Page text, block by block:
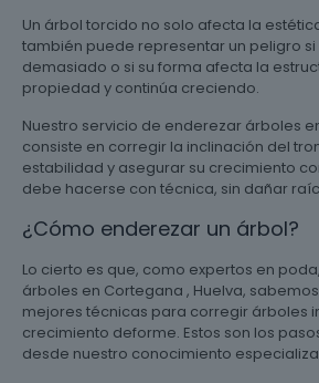
Un árbol torcido no solo afecta la
también puede representar un peligro si
demasiado o si su forma afecta la
propiedad y continúa creciendo.
Nuestro servicio de enderezar árboles
consiste en corregir la inclinación del
estabilidad y asegurar su crecimiento
debe hacerse con técnica, sin dañar
¿Cómo enderezar un árbol?
Lo cierto es que, como expertos en
árboles en Cortegana , Huelva,
mejores técnicas para corregir árboles
crecimiento deforme. Estos son los
desde nuestro conocimiento